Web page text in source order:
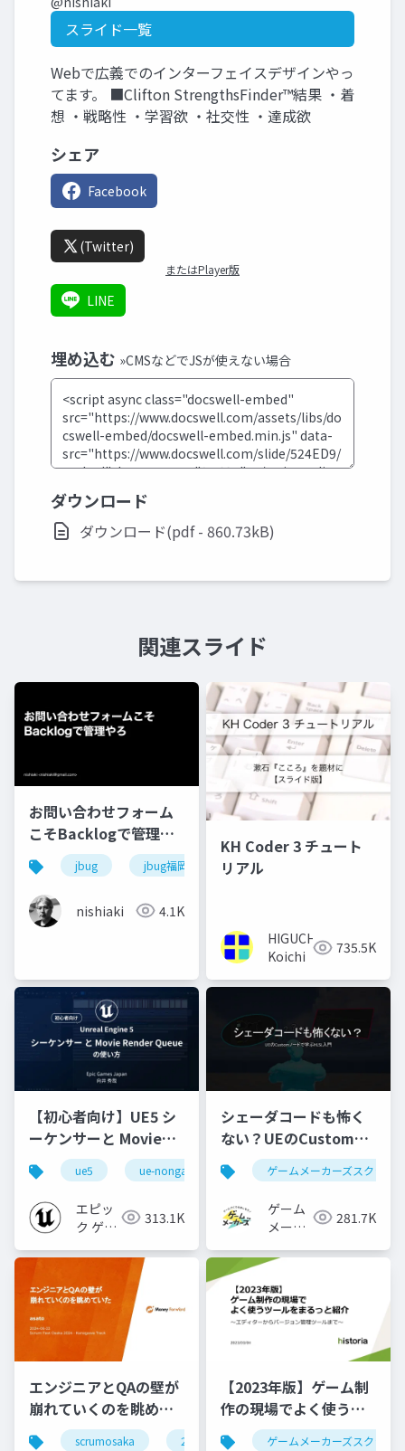
スライド一覧
Webで広義でのインターフェイスデザインやっ
てます。 ■Clifton StrengthsFinder™結果 ・着
想 ・戦略性 ・学習欲 ・社交性 ・達成欲
シェア
Facebook
(Twitter)
またはPlayer版
LINE
埋め込む »CMSなどでJSが使えない場合
ダウンロード
ダウンロード(pdf - 860.73kB)
関連スライド
お問い合わせフォーム
こそBacklogで管理や
ろ
jbug jbug福岡
nishiaki 4.1K
KH Coder 3 チュート
リアル
HIGUCHI
Koichi
735.5K
【初心者向け】UE5 シ
ーケンサーと Movie
Render Queue の使い
方【Cinematic Dive
2023】
ue5 ue-nongame
エピッ
ク ゲー
ャパン
313.1K
シェーダコードも怖く
ない？UEのCustomノ
ードで学ぶHLSL入門
ゲームメーカーズスクラン
ゲーム
メーカ
281.7K
エンジニアとQAの壁が
崩れていくのを眺めて
いた #scrumosaka
scrumosaka 2024 scrum agile
【2023年版】ゲーム制
作の現場でよく使うツ
ールをまるっと紹介
ゲームメーカーズスクラン